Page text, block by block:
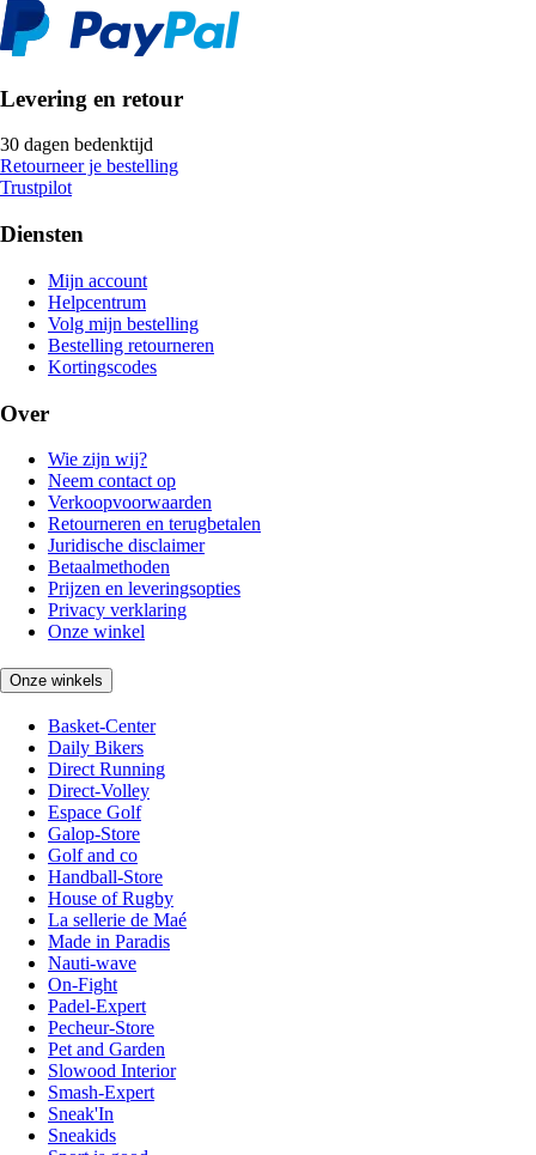
Levering en retour
30 dagen bedenktijd
Retourneer je bestelling
Trustpilot
Diensten
Mijn account
Helpcentrum
Volg mijn bestelling
Bestelling retourneren
Kortingscodes
Over
Wie zijn wij?
Neem contact op
Verkoopvoorwaarden
Retourneren en terugbetalen
Juridische disclaimer
Betaalmethoden
Prijzen en leveringsopties
Privacy verklaring
Onze winkel
Onze winkels
Basket-Center
Daily Bikers
Direct Running
Direct-Volley
Espace Golf
Galop-Store
Golf and co
Handball-Store
House of Rugby
La sellerie de Maé
Made in Paradis
Nauti-wave
On-Fight
Padel-Expert
Pecheur-Store
Pet and Garden
Slowood Interior
Smash-Expert
Sneak'In
Sneakids